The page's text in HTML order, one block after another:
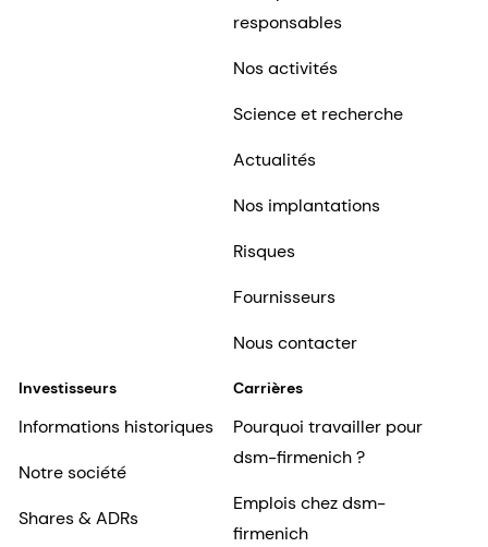
responsables
Nos activités
Science et recherche
Actualités
Nos implantations
Risques
Fournisseurs
Nous contacter
Investisseurs
Informations historiques
Notre société
Shares & ADRs
Carrières
Pourquoi travailler pour
dsm-firmenich ?
Emplois chez dsm-
firmenich